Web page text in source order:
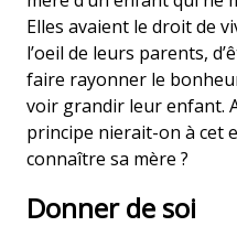
Elles avaient le droit de
l’oeil de leurs parents,
faire rayonner le
voir grandir leur enfant.
principe nierait-on à cet
connaître sa mère ?
Donner de soi